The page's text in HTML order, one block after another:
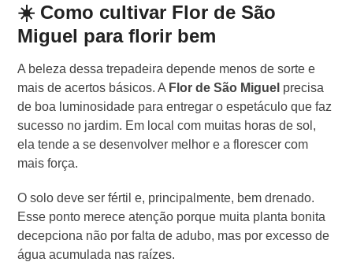
☀️ Como cultivar Flor de São
Miguel para florir bem
A beleza dessa trepadeira depende menos de sorte e
mais de acertos básicos. A Flor de São Miguel precisa
de boa luminosidade para entregar o espetáculo que faz
sucesso no jardim. Em local com muitas horas de sol,
ela tende a se desenvolver melhor e a florescer com
mais força.
O solo deve ser fértil e, principalmente, bem drenado.
Esse ponto merece atenção porque muita planta bonita
decepciona não por falta de adubo, mas por excesso de
água acumulada nas raízes.